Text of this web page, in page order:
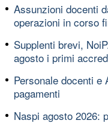
Assunzioni docenti
operazioni in corso
Supplenti brevi,
agosto i primi
Personale docenti e
pagamenti
Naspi agosto 2026: